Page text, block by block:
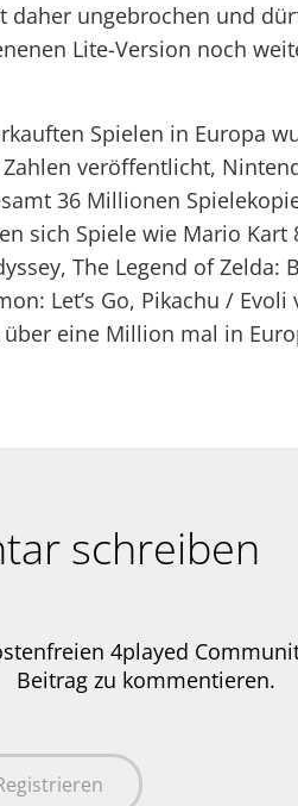
daher ungebrochen und
Lite-Version noch
Spielen in Europa
veröffentlicht,
36 Millionen
sich Spiele wie Mario Kart
The Legend of Zelda:
Let’s Go, Pikachu /
eine Million mal in
schreiben
4played
Beitrag zu kommentieren.